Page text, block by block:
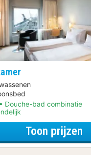
Douche-bad combinatie
Toon prijzen